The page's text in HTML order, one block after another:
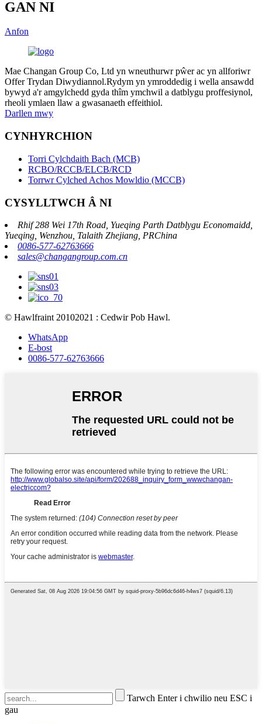
GAN NI
Anfon
Mae Changan Group Co, Ltd yn wneuthurwr pŵer ac yn allforiwr
Offer Trydan Diwydiannol.Rydym yn ymroddedig i wella ansawdd
bywyd a'r amgylchedd gyda thîm ymchwil a datblygu proffesiynol,
rheoli ymlaen llaw a gwasanaeth effeithiol.
Darllen mwy
CYNHYRCHION
Torri Cylchdaith Bach (MCB)
RCBO/RCCB/ELCB/RCD
Torrwr Cylched Achos Mowldio (MCCB)
CYSYLLTWCH Â NI
Rhif 288 Wei 17th Road, Yueqing Parth Datblygu Economaidd,
Yueqing, Wenzhou, Talaith Zhejiang, PRChina
0086-577-62763666
sales@changangroup.com.cn
© Hawlfraint 20102021 : Cedwir Pob Hawl.
WhatsApp
E-bost
0086-577-62763666
Tarwch Enter i chwilio neu ESC i
gau